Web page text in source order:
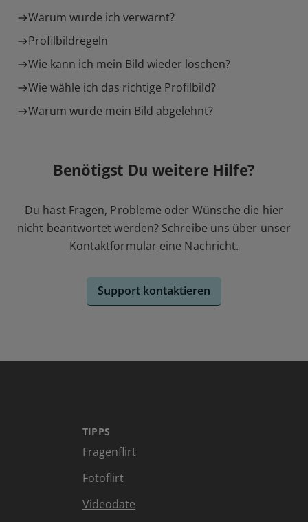
Warum wurde ich verwarnt?
Profilbildregeln
Wie kann ich mein Bild wieder löschen?
Wie wähle ich das richtige Profilbild?
Warum wurde mein Bild abgelehnt?
Benötigst Du weitere Hilfe?
Du hast Fragen, Probleme oder Wünsche die hier
nicht beantwortet werden? Schreibe uns über unser
Kontaktformular eine Nachricht.
Support kontaktieren
TIPPS
Fragenflirt
Fotoflirt
Videodate